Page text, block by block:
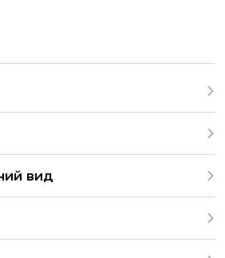
вид
и тематики праздника. На
различные варианты
В случае отсутствия